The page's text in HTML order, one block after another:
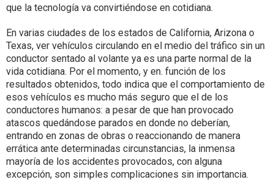
que la tecnología va convirtiéndose en cotidiana.
En varias ciudades de los estados de California, Arizona o
Texas, ver vehículos circulando en el medio del tráfico sin un
conductor sentado al volante ya es una parte normal de la
vida cotidiana. Por el momento, y en. función de los
resultados obtenidos, todo indica que el comportamiento de
esos vehículos es mucho más seguro que el de los
conductores humanos: a pesar de que han provocado
atascos quedándose parados en donde no deberían,
entrando en zonas de obras o reaccionando de manera
errática ante determinadas circunstancias, la inmensa
mayoría de los accidentes provocados, con alguna
excepción, son simples complicaciones sin importancia.